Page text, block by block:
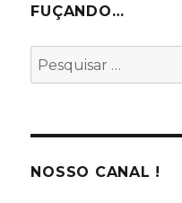
FUÇANDO…
Pesquisar
por:
NOSSO CANAL !